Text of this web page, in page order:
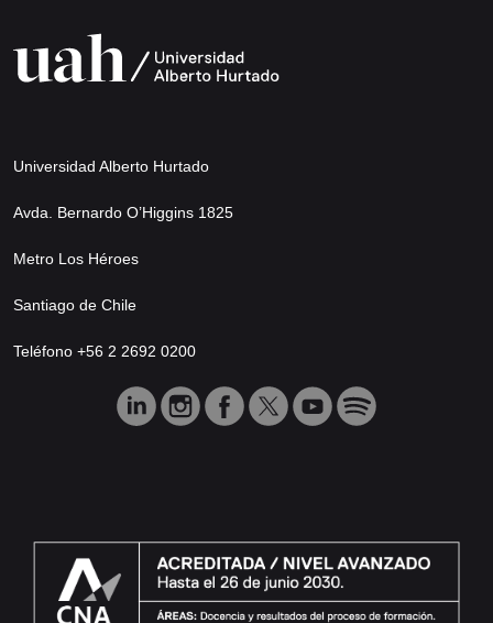
Universidad Alberto Hurtado
Avda. Bernardo O’Higgins 1825
Metro Los Héroes
Santiago de Chile
Teléfono +56 2 2692 0200